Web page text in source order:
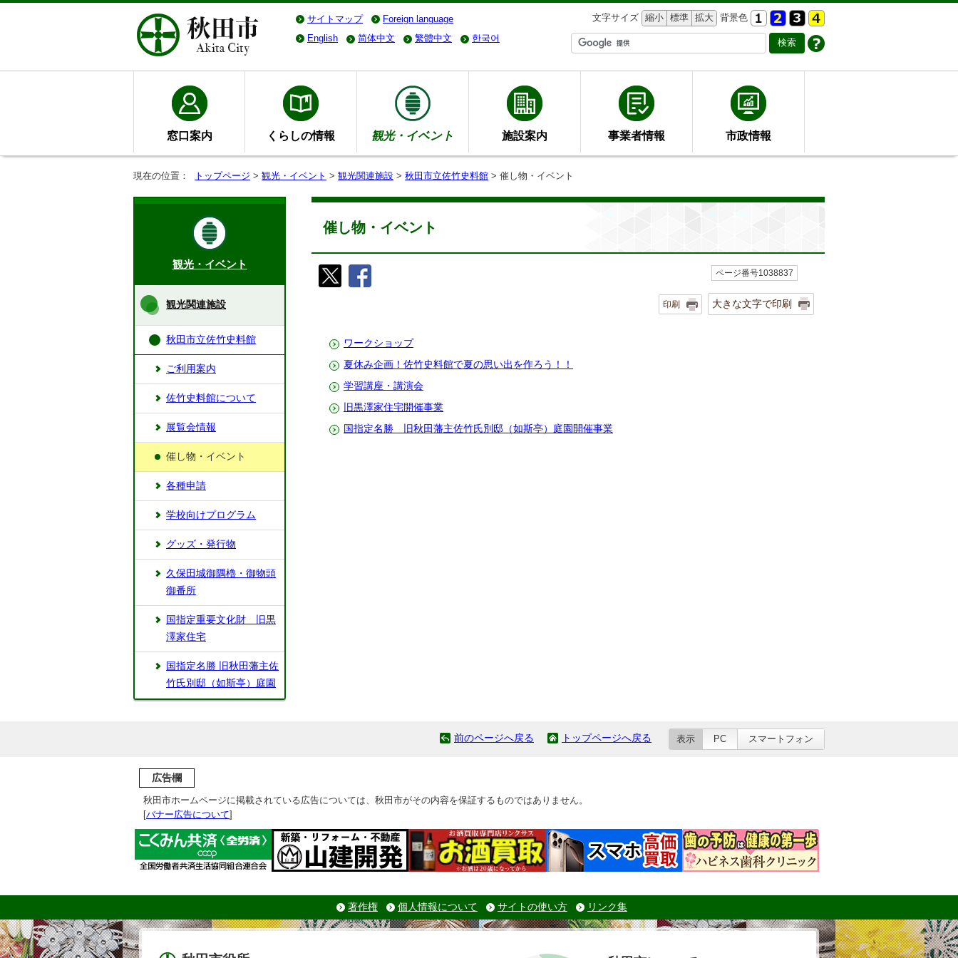
サイトマップ Foreign language 文字サイズ 縮小 標準 拡大 背景色
English
简体中文 繁體中文 한국어
窓口案内 くらしの情報 観光・イベント 施設案内 事業者情報 市政情報
現在の位置： トップページ > 観光・イベント > 観光関連施設 > 秋田市立佐竹史料館 > 催し物・イベント
催し物・イベント
ページ番号1038837
印刷 大きな文字で印刷
ワークショップ
夏休み企画！佐竹史料館で夏の思い出を作ろう！！
学習講座・講演会
旧黒澤家住宅開催事業
国指定名勝 旧秋田藩主佐竹氏別邸（如斯亭）庭園開催事業
観光・イベント
観光関連施設
秋田市立佐竹史料館
ご利用案内
佐竹史料館について
展覧会情報
催し物・イベント
各種申請
学校向けプログラム
グッズ・発行物
久保田城御隅櫓・御物頭
御番所
国指定重要文化財 旧黒
澤家住宅
国指定名勝 旧秋田藩主佐
竹氏別邸（如斯亭）庭園
前のページへ戻る トップページへ戻る 表示 PC スマートフォン
広告欄
秋田市ホームページに掲載されている広告については、秋田市がその内容を保証するものではありません。
[バナー広告について]
著作権 個人情報について サイトの使い方 リンク集